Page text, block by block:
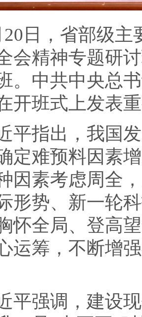
，省部级主
会精神专题研
。中共中央总
开班式上发表
指出，我国发
定难预料因素
因素考虑周全
形势、新一轮
怀全局、登高
运筹，不断增
强调，建设现